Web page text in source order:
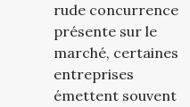
rude concurrence
présente sur le
marché, certaines
entreprises
émettent souvent